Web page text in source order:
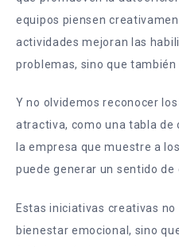
equipos piensen
actividades mejoran las
problemas, sino que
Y no olvidemos reconocer
atractiva, como una tabla de
la empresa que muestre a
puede generar un sentido
Estas iniciativas creativas no
bienestar emocional, sino